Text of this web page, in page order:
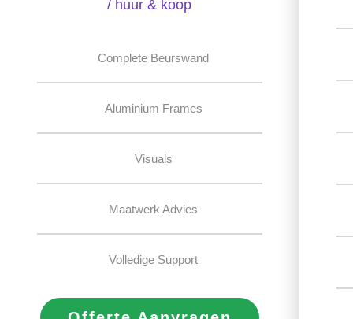
/ huur & koop
Complete Beurswand
Aluminium Frames
Visuals
Maatwerk Advies
Volledige Support